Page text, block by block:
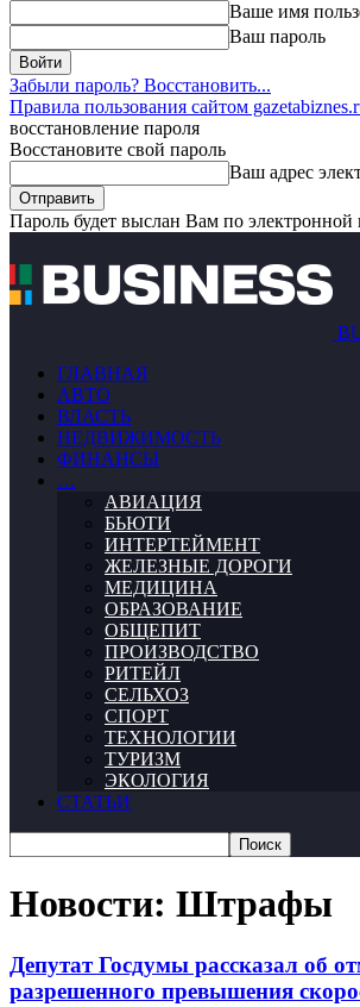
Ваше имя
Ваш пароль
Забыли пароль? Восстановить...
Правила пользования сайтом
восстановление пароля
Восстановите свой пароль
Ваш адрес
Пароль будет выслан Вам по электронной
ГЛАВНАЯ
АВТО
ВЛАСТЬ
НЕДВИЖИМОСТЬ
ФИНАНСЫ
…
АВИАЦИЯ
БЬЮТИ
ИНТЕРТЕЙМЕНТ
ЖЕЛЕЗНЫЕ ДОРОГИ
МЕДИЦИНА
ОБРАЗОВАНИЕ
ОБЩЕПИТ
ПРОИЗВОДСТВО
РИТЕЙЛ
СЕЛЬХОЗ
СПОРТ
ТЕХНОЛОГИИ
ТУРИЗМ
ЭКОЛОГИЯ
СТАТЬИ
Новости: Штрафы
Депутат Госдумы рассказал об
разрешенного превышения